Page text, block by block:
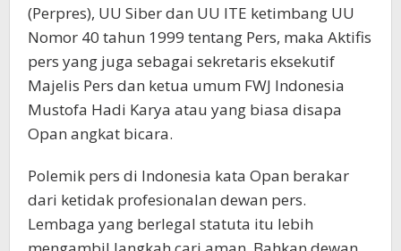
(Perpres), UU Siber dan UU ITE ketimbang UU
Nomor 40 tahun 1999 tentang Pers, maka Aktifis
pers yang juga sebagai sekretaris eksekutif
Majelis Pers dan ketua umum FWJ Indonesia
Mustofa Hadi Karya atau yang biasa disapa
Opan angkat bicara.
Polemik pers di Indonesia kata Opan berakar
dari ketidak profesionalan dewan pers.
Lembaga yang berlegal statuta itu lebih